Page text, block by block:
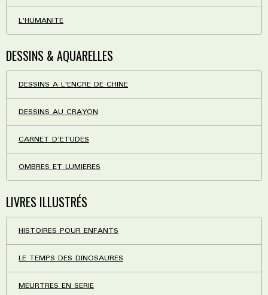
L'HUMANITE
DESSINS & AQUARELLES
DESSINS A L'ENCRE DE CHINE
DESSINS AU CRAYON
CARNET D'ETUDES
OMBRES ET LUMIERES
LIVRES ILLUSTRÉS
HISTOIRES POUR ENFANTS
LE TEMPS DES DINOSAURES
MEURTRES EN SERIE